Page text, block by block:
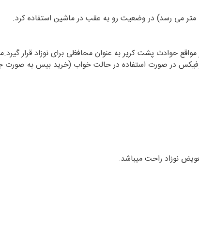
حوادث پشت کریر به عنوان محافظی برای نوزاد قرار
نوزاد راحت میباشد.